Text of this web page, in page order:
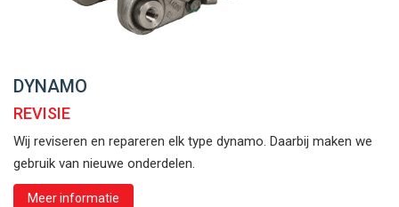
DYNAMO
REVISIE
Wij reviseren en repareren elk type dynamo. Daarbij maken we
gebruik van nieuwe onderdelen.
Meer informatie